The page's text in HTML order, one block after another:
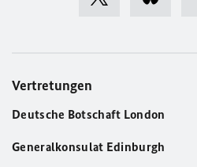
Vertretungen
Deutsche Botschaft London
Generalkonsulat Edinburgh